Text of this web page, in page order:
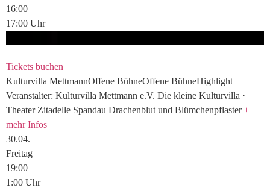
16:00 –
17:00 Uhr
Tickets buchen
Kulturvilla MettmannOffene BühneOffene BühneHighlight
Veranstalter: Kulturvilla Mettmann e.V. Die kleine Kulturvilla ·
Theater Zitadelle Spandau Drachenblut und Blümchenpflaster +
mehr Infos
30.04.
Freitag
19:00 –
1:00 Uhr